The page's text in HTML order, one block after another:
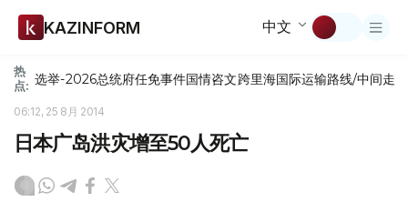
KAZINFORM 中文
热
点: 选举-2026总统府任免事件国情咨文跨里海国际运输路线/中间走廊
06:12, 25 8月 2014
日本广岛洪灾增至50人死亡